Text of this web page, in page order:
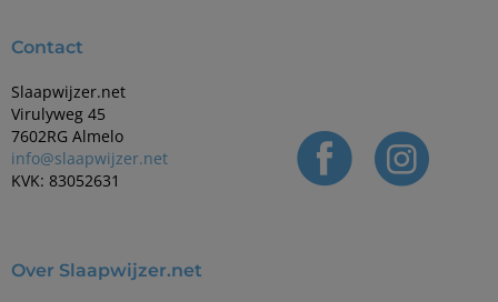
Contact
Slaapwijzer.net
Virulyweg 45
7602RG Almelo
info@slaapwijzer.net
KVK: 83052631
Over Slaapwijzer.net